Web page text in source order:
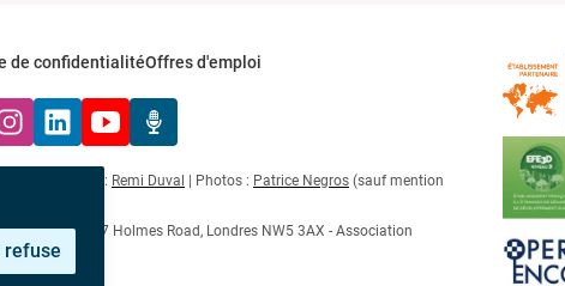
de confidentialitéOffres d'emploi
LinkedInYouTubeRadio Récré
développement : Remi Duval | Photos : Patrice Negros (sauf mention
au 87 Holmes Road, Londres NW5 3AX - Association
refuse